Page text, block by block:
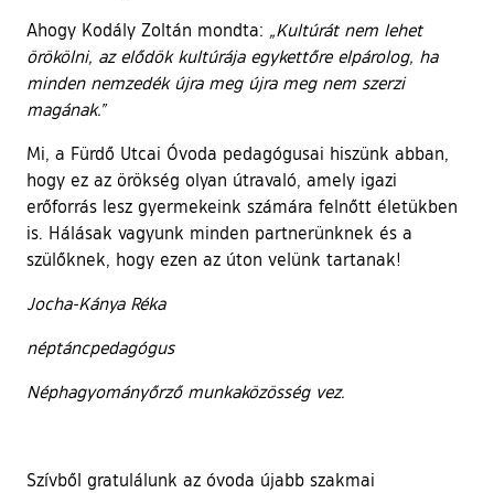
Ahogy Kodály Zoltán mondta: „Kultúrát nem lehet
örökölni, az elődök kultúrája egykettőre elpárolog, ha
minden nemzedék újra meg újra meg nem szerzi
magának.”
Mi, a Fürdő Utcai Óvoda pedagógusai hiszünk abban,
hogy ez az örökség olyan útravaló, amely igazi
erőforrás lesz gyermekeink számára felnőtt életükben
is. Hálásak vagyunk minden partnerünknek és a
szülőknek, hogy ezen az úton velünk tartanak!
Jocha-Kánya Réka
néptáncpedagógus
Néphagyományőrző munkaközösség vez.
Szívből gratulálunk az óvoda újabb szakmai